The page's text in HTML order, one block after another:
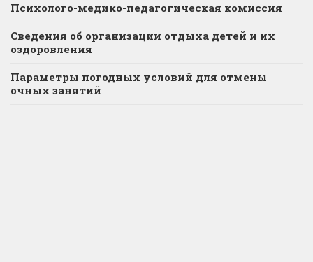
Психолого-медико-педагогическая комиссия
Сведения об организации отдыха детей и их
оздоровления
Параметры погодных условий для отмены
очных занятий